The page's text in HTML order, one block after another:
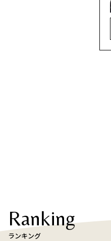
Ranking
ランキング